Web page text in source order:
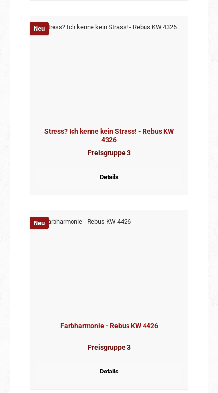
Neu
Stress? Ich kenne kein Strass! - Rebus KW
4326
Preisgruppe 3
Details
Neu
Farbharmonie - Rebus KW 4426
Preisgruppe 3
Details